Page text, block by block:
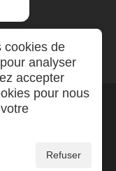
cookies de
analyser
accepter
pour nous
Refuser